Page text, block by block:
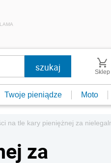
Sklep
Twoje pieniądze Moto
na tle kary pieniężnej za
za